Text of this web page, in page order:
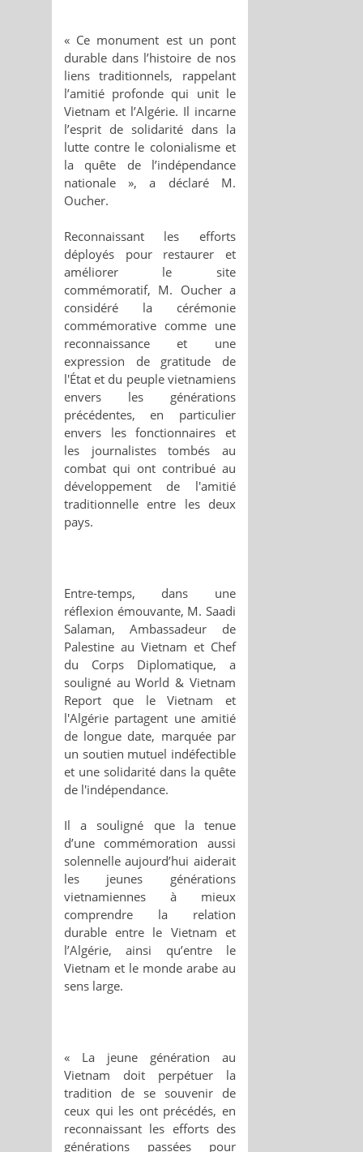
« Ce monument est un pont
durable dans l’histoire de nos
liens traditionnels, rappelant
l’amitié profonde qui unit le
Vietnam et l’Algérie. Il incarne
l’esprit de solidarité dans la
lutte contre le colonialisme et
la quête de l’indépendance
nationale », a déclaré M.
Oucher.
Reconnaissant les efforts
déployés pour restaurer et
améliorer le site
commémoratif, M. Oucher a
considéré la cérémonie
commémorative comme une
reconnaissance et une
expression de gratitude de
l'État et du peuple vietnamiens
envers les générations
précédentes, en particulier
envers les fonctionnaires et
les journalistes tombés au
combat qui ont contribué au
développement de l'amitié
traditionnelle entre les deux
pays.
Entre-temps, dans une
réflexion émouvante, M. Saadi
Salaman, Ambassadeur de
Palestine au Vietnam et Chef
du Corps Diplomatique, a
souligné au World & Vietnam
Report que le Vietnam et
l'Algérie partagent une amitié
de longue date, marquée par
un soutien mutuel indéfectible
et une solidarité dans la quête
de l'indépendance.
Il a souligné que la tenue
d’une commémoration aussi
solennelle aujourd’hui aiderait
les jeunes générations
vietnamiennes à mieux
comprendre la relation
durable entre le Vietnam et
l’Algérie, ainsi qu’entre le
Vietnam et le monde arabe au
sens large.
« La jeune génération au
Vietnam doit perpétuer la
tradition de se souvenir de
ceux qui les ont précédés, en
reconnaissant les efforts des
générations passées pour